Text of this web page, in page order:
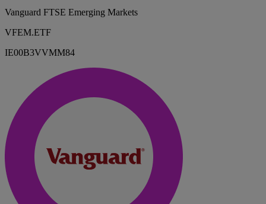
Vanguard FTSE Emerging Markets
VFEM.ETF
IE00B3VVMM84